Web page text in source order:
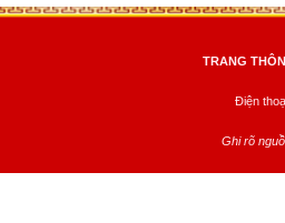
TRANG
Điện
Ghi rõ